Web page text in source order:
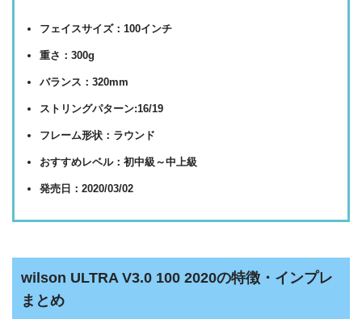
フェイスサイズ：100インチ
重さ：300g
バランス：320mm
ストリングパターン:16/19
フレーム形状：ラウンド
おすすめレベル：初中級～中上級
発売日：2020/03/02
wilson ULTRA V3.0 100 2020の特徴・インプレ
まとめ